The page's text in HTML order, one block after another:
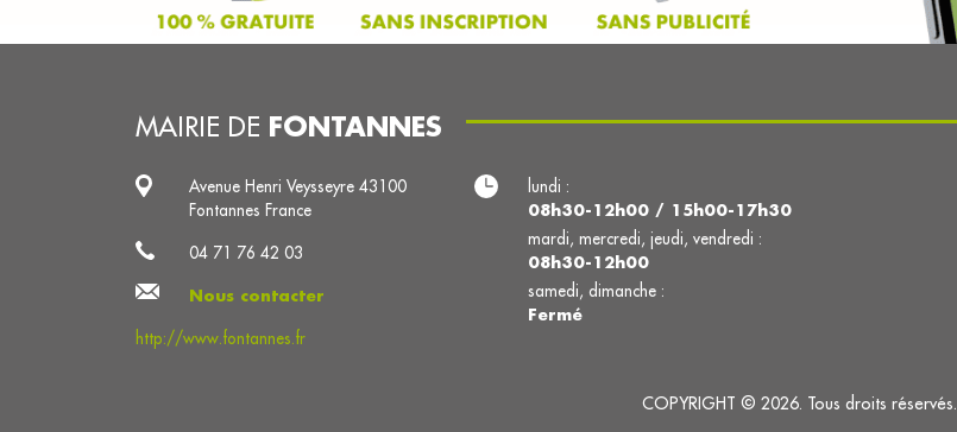
MAIRIE DE FONTANNES
Avenue Henri Veysseyre 43100
Fontannes France
04 71 76 42 03
Nous contacter
http://www.fontannes.fr
lundi :
08h30-12h00 / 15h00-17h30
mardi, mercredi, jeudi, vendredi :
08h30-12h00
samedi, dimanche :
Fermé
COPYRIGHT © 2026. Tous droits réservés.